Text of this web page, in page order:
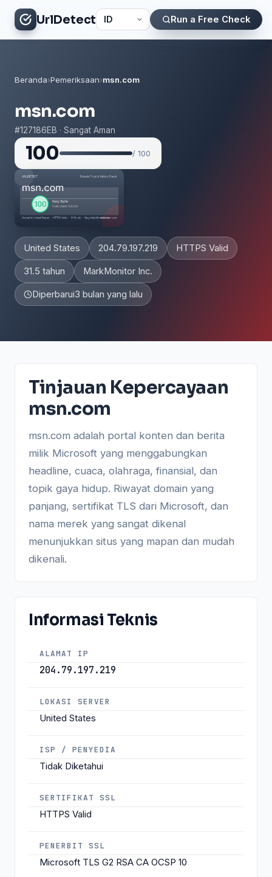
UrlDetect Run a Free Check
Beranda›Pemeriksaan›msn.com
msn.com
#127186EB · Sangat Aman
100 / 100
United States 204.79.197.219 HTTPS Valid
31.5 tahun MarkMonitor Inc.
Diperbarui3 bulan yang lalu
Tinjauan Kepercayaan
msn.com
msn.com adalah portal konten dan berita
milik Microsoft yang menggabungkan
headline, cuaca, olahraga, finansial, dan
topik gaya hidup. Riwayat domain yang
panjang, sertifikat TLS dari Microsoft, dan
nama merek yang sangat dikenal
menunjukkan situs yang mapan dan mudah
dikenali.
Informasi Teknis
ALAMAT IP
204.79.197.219
LOKASI SERVER
United States
ISP / PENYEDIA
Tidak Diketahui
SERTIFIKAT SSL
HTTPS Valid
PENERBIT SSL
Microsoft TLS G2 RSA CA OCSP 10